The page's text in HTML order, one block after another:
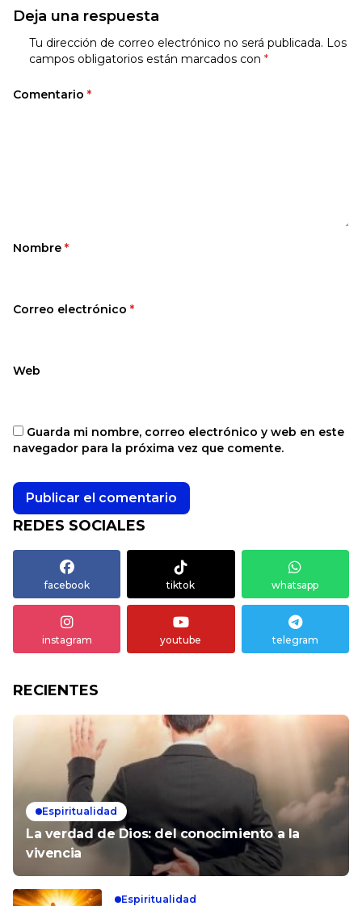
Deja una respuesta
Tu dirección de correo electrónico no será publicada. Los
campos obligatorios están marcados con *
Comentario *
Nombre *
Correo electrónico *
Web
Guarda mi nombre, correo electrónico y web en este
navegador para la próxima vez que comente.
REDES SOCIALES
facebook tiktok whatsapp
instagram youtube telegram
RECIENTES
Espiritualidad
La verdad de Dios: del conocimiento a la
vivencia
Espiritualidad